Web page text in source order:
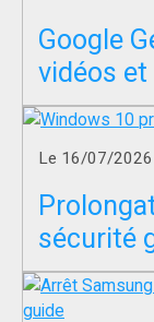
Google
vidéos
servir à
Le 16/07/2026
sécurité